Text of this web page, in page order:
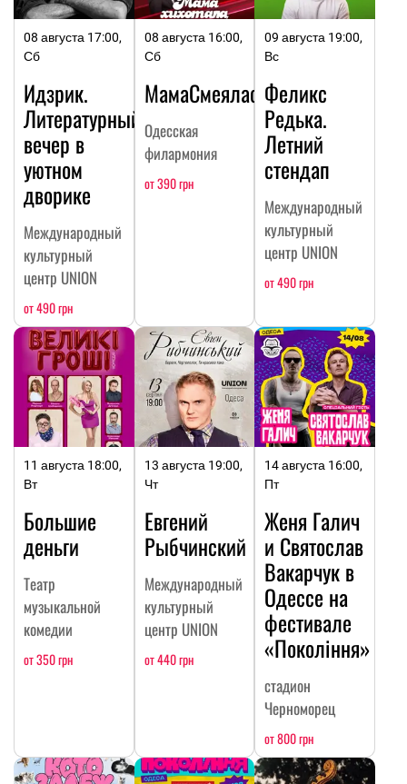
08 августа 17:00,
Сб
Идзрик.
Литературный
вечер в
уютном
дворике
Международный
культурный
центр UNION
от 490 грн
08 августа 16:00,
Сб
МамаСмеялась
Одесская
филармония
от 390 грн
09 августа 19:00,
Вс
Феликс
Редька.
Летний
стендап
Международный
культурный
центр UNION
от 490 грн
11 августа 18:00,
Вт
Большие
деньги
Театр
музыкальной
комедии
от 350 грн
13 августа 19:00,
Чт
Евгений
Рыбчинский
Международный
культурный
центр UNION
от 440 грн
14 августа 16:00,
Пт
Женя Галич
и Святослав
Вакарчук в
Одессе на
фестивале
«Покоління»
стадион
Черноморец
от 800 грн